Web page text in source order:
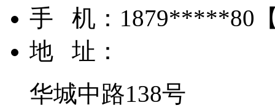
手 机： 1879*****80
地 址：
华城中路138号